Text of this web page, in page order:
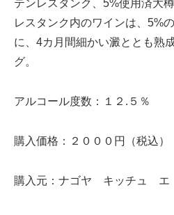
テンレスタンク、5%使用済大
レスタンク内のワインは、5%
に、4カ月間細かい澱ととも熟
グ。
アルコール度数：１２.５％
購入価格：２０００円（税込）
購入元：ナゴヤ キッチュ